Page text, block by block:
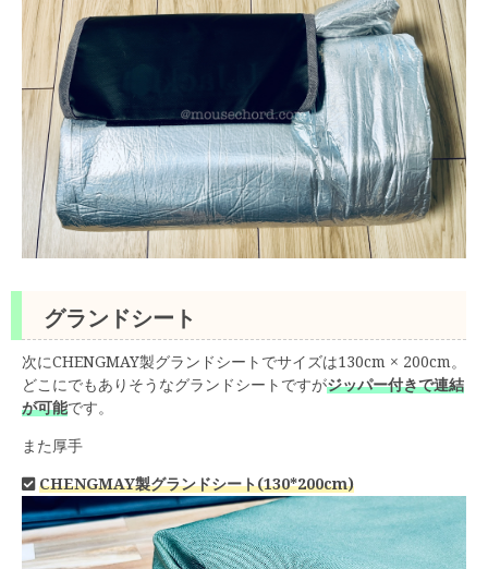
グランドシート
次にCHENGMAY製グランドシートでサイズは130cm × 200cm。
どこにでもありそうなグランドシートですがジッパー付きで連結
が可能です。
また厚手
CHENGMAY製グランドシート(130*200cm)